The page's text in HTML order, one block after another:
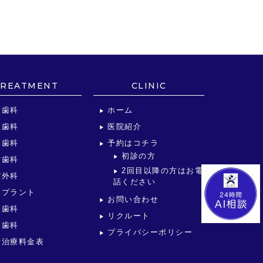
科
科
科
科
科
ラント
科
科
療料金表
CLINIC
ホーム
医院紹介
予約はコチラ
初診の方
2回目以降の方はお電
話ください
お問い合わせ
リクルート
プライバシーポリシー